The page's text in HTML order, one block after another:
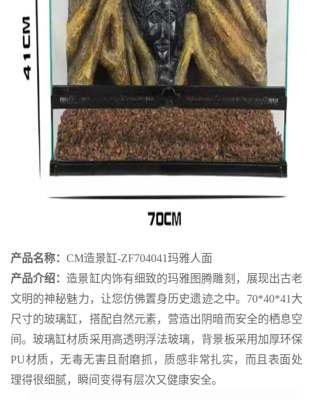
产品名称： CM造景缸-ZF704041玛雅人面
产品介绍：造景缸内饰有细致的玛雅图腾雕刻，展现出古老
文明的神秘魅力，让您仿佛置身历史遗迹之中。70*40*41大
尺寸的玻璃缸，搭配自然元素，营造出阴暗而安全的栖息空
间。玻璃缸材质采用高透明浮法玻璃，背景板采用加厚环保
PU材质，无毒无害且耐磨抓，质感非常扎实，而且表面处
理得很细腻，瞬间变得有层次又健康安全。